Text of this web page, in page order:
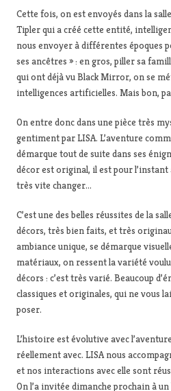
Cette fois, on est envoyés dans la
Tipler qui a créé cette entité,
nous envoyer à différentes époques
ses ancêtres » : en gros, piller sa
qui ont déjà vu Black Mirror, on se
intelligences artificielles. Mais bon,
On entre donc dans une pièce très
gentiment par LISA. L’aventure
démarque tout de suite dans ses
décor est original, il est pour l’instant
très vite changer…
C’est une des belles réussites de la
décors, très bien faits, et très
ambiance unique, se démarque
matériaux, on ressent la variété
décors : c’est très varié. Beaucoup
classiques et originales, qui ne vous
poser.
L’histoire est évolutive avec
réellement avec. LISA nous
et nos interactions avec elle sont
On l’a invitée dimanche prochain à un